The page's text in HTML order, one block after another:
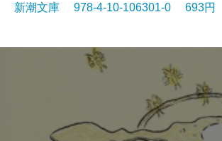
新潮文庫 978-4-10-106301-0 693円